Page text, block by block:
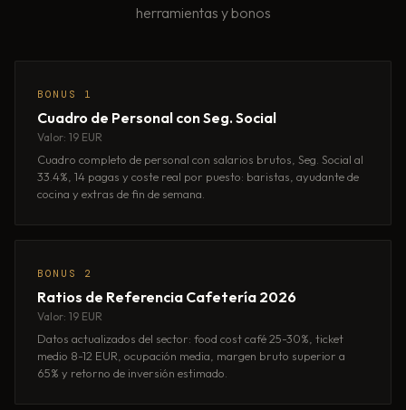
herramientas y bonos
BONUS 1
Cuadro de Personal con Seg. Social
Valor: 19 EUR
Cuadro completo de personal con salarios brutos, Seg. Social al
33.4%, 14 pagas y coste real por puesto: baristas, ayudante de
cocina y extras de fin de semana.
BONUS 2
Ratios de Referencia Cafetería 2026
Valor: 19 EUR
Datos actualizados del sector: food cost café 25-30%, ticket
medio 8-12 EUR, ocupación media, margen bruto superior a
65% y retorno de inversión estimado.